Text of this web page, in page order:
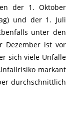
der 1. Oktober
und der 1. Juli
unter den
Dezember ist vor
sich viele Unfälle
markant
durchschnittlich